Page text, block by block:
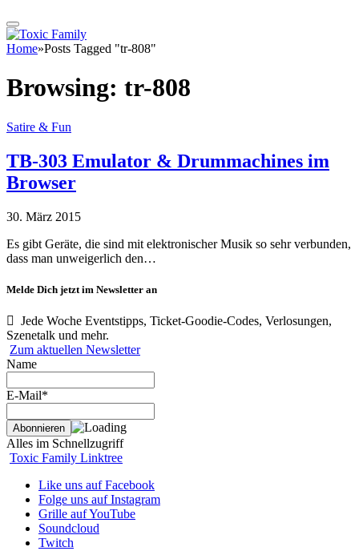
Home»Posts Tagged "tr-808"
Browsing: tr-808
Satire & Fun
TB-303 Emulator & Drummachines im
Browser
30. März 2015
Es gibt Geräte, die sind mit elektronischer Musik so sehr verbunden,
dass man unweigerlich den…
Melde Dich jetzt im Newsletter an
Jede Woche Eventstipps, Ticket-Goodie-Codes, Verlosungen,
Szenetalk und mehr.
Zum aktuellen Newsletter
Name
E-Mail*
Alles im Schnellzugriff
Toxic Family Linktree
Like uns auf Facebook
Folge uns auf Instagram
Grille auf YouTube
Soundcloud
Twitch